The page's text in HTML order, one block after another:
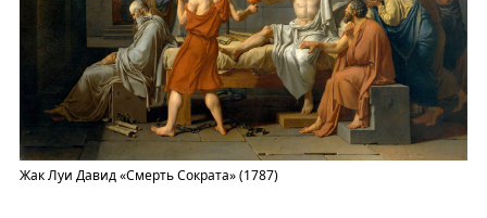
Жак Луи Давид «Смерть Сократа» (1787)